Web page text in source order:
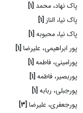
پاک نهاد، محمد [1]
پاک نیا، الناز [1]
پاک نیا، محبوبه [1]
پور ابراهیمی، علیرضا [1]
پورامینی، فاطمه [1]
پوربصیر، فاطمه [1]
پورجبلی، ربابه [1]
پورجعفری، علیرضا [3]